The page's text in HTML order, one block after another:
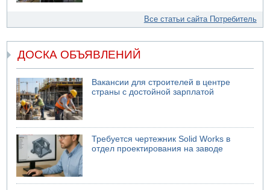
Все статьи сайта Потребитель
ДОСКА ОБЪЯВЛЕНИЙ
Вакансии для строителей в центре
страны с достойной зарплатой
Требуется чертежник Solid Works в
отдел проектирования на заводе